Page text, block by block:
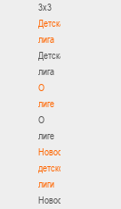
3х3
Детская
лига
Детская
лига
О
лиге
О
лиге
Новости
детской
лиги
Новости